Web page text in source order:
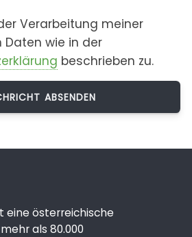
Verarbeitung meiner
Daten wie in der
beschrieben zu.
eine österreichische
als 80.000